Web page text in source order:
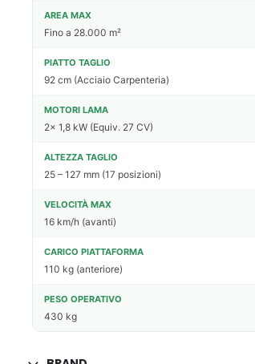
AREA MAX
Fino a 28.000 m²
PIATTO TAGLIO
92 cm (Acciaio Carpenteria)
MOTORI LAMA
2x 1,8 kW (Equiv. 27 CV)
ALTEZZA TAGLIO
25 – 127 mm (17 posizioni)
VELOCITÀ MAX
16 km/h (avanti)
CARICO PIATTAFORMA
110 kg (anteriore)
PESO OPERATIVO
430 kg